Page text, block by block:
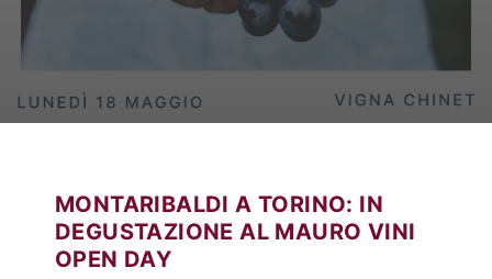
MONTARIBALDI A TORINO: IN
DEGUSTAZIONE AL MAURO VINI
OPEN DAY
English